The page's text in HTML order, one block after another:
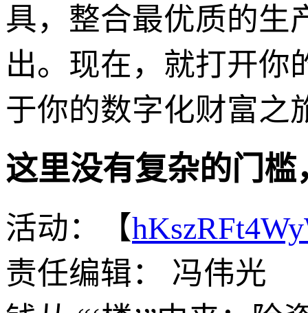
具，整合最优质的生
出。现在，就打开你
于你的数字化财富之
这里没有复杂的门
活动：【
责任编辑： 冯伟光